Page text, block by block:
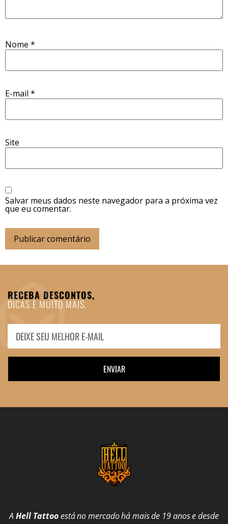
Nome *
E-mail *
Site
Salvar meus dados neste navegador para a próxima vez
que eu comentar.
RECEBA DESCONTOS,
DICAS E MUITO MAIS.
ENVIAR
AHell Tattooestá no mercado há mais de 19 anos e desde